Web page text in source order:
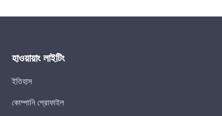
হাওয়ায়াং লাইটিং
ইতিহাস
কোম্পানি প্রোফাইল